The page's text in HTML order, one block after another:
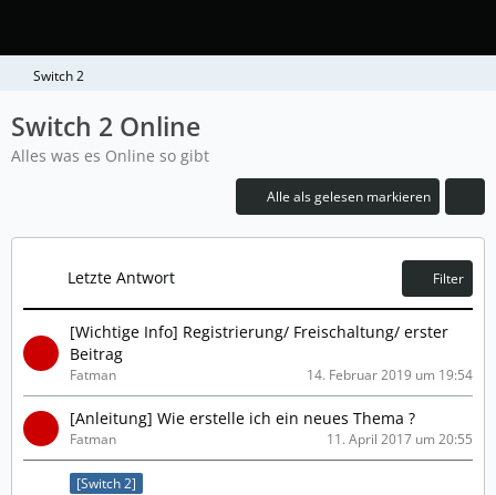
Switch 2
Switch 2 Online
Alles was es Online so gibt
Alle als gelesen markieren
Letzte Antwort Filter
[Wichtige Info] Registrierung/ Freischaltung/ erster
Beitrag
Fatman 14. Februar 2019 um 19:54
[Anleitung] Wie erstelle ich ein neues Thema ?
Fatman 11. April 2017 um 20:55
[Switch 2]